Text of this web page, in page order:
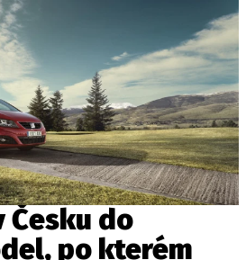
HISTORIE
ZAJÍMAVOSTI
TECHNIKA
EKONOMIKA
ČESKÝ TRH
TUNING
PROFI
Česku do
po kterém